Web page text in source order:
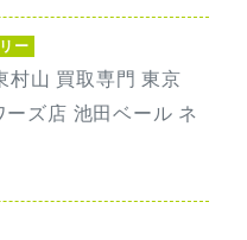
ー
村山 買取専門 東京
ズ店 池田ベール ネ